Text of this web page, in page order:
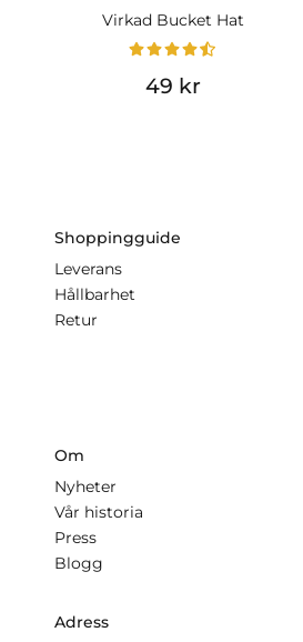
Virkad Bucket Hat
49 kr
Shoppingguide
Leverans
Hållbarhet
Retur
Om
Nyheter
Vår historia
Press
Blogg
Adress